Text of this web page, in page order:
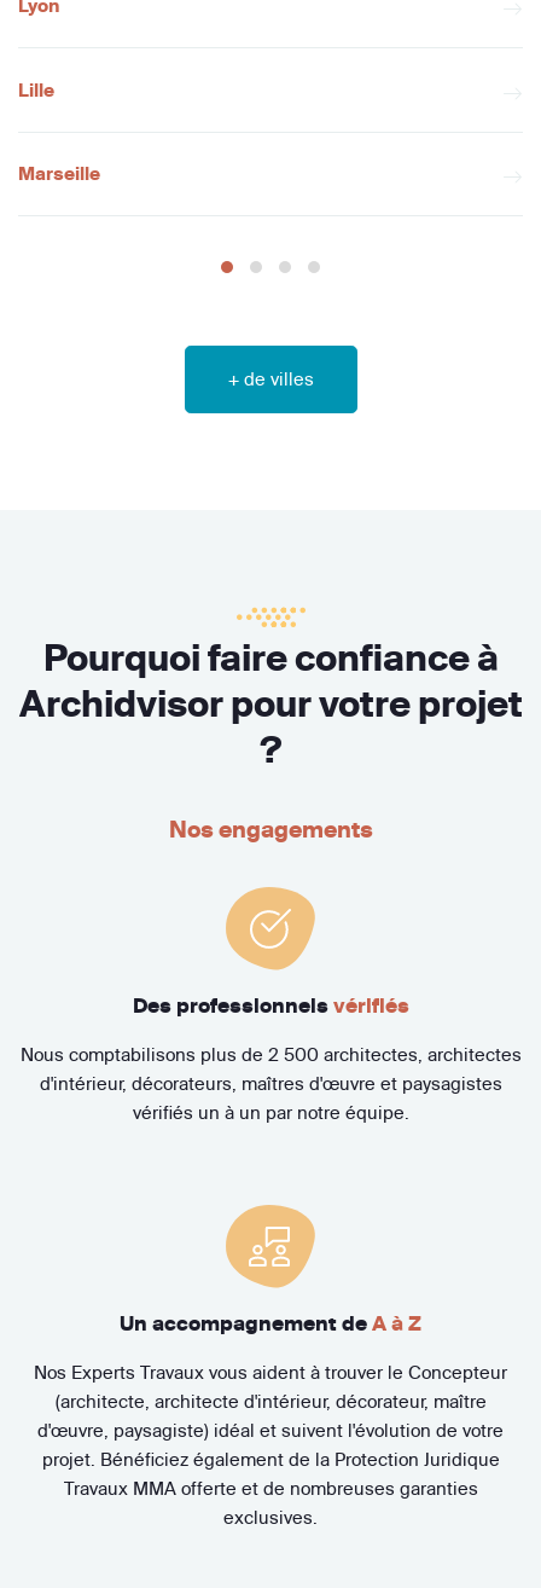
Lyon
Lille
Marseille
+ de villes
Pourquoi faire confiance à
Archidvisor pour votre projet
?
Nos engagements
Des professionnels vérifiés
Nous comptabilisons plus de 2 500 architectes, architectes
d'intérieur, décorateurs, maîtres d'œuvre et paysagistes
vérifiés un à un par notre équipe.
Un accompagnement de A à Z
Nos Experts Travaux vous aident à trouver le Concepteur
(architecte, architecte d'intérieur, décorateur, maître
d'œuvre, paysagiste) idéal et suivent l'évolution de votre
projet. Bénéficiez également de la Protection Juridique
Travaux MMA offerte et de nombreuses garanties
exclusives.